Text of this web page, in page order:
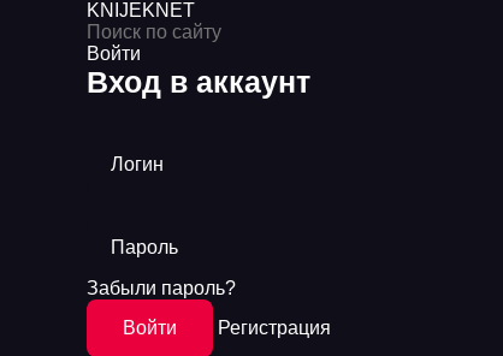
KNIJEKNET
Войти
Вход в аккаунт
Логин
Пароль
Забыли пароль?
Войти
Регистрация